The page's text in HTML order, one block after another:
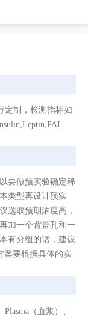
定制，检测指标如
要做预实验确定稀
类型再设计预实
选取预期浓度高，
加一个背景孔和一
有分组的话，建议
案要根据具体的实
（血浆）、